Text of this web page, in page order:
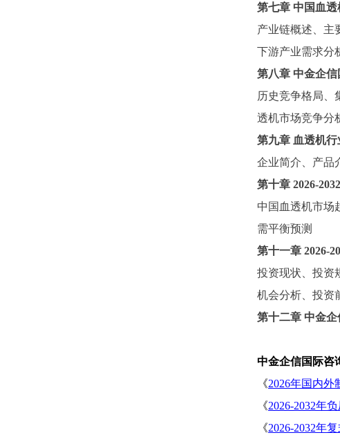
第七章 中国血
产业链概述、主
下游产业需求分
第八章 中金企
历史竞争格局、
透机市场竞争分
第九章 血透机
企业简介、产品
第十章 2026-
中国血透机市场
需平衡预测
第十一章 2026-
投资现状、投资
机会分析、投资
第十二章 中金
中金企信国际咨
《2026年国内
《2026-2032年
《2026-2032年